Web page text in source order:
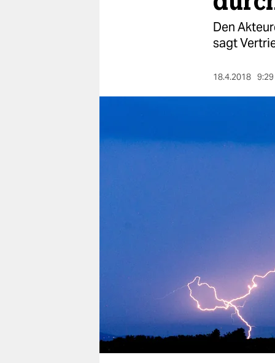
wahrheit
unterstützen
genossenschaft
Den
sagt
18.4.2018